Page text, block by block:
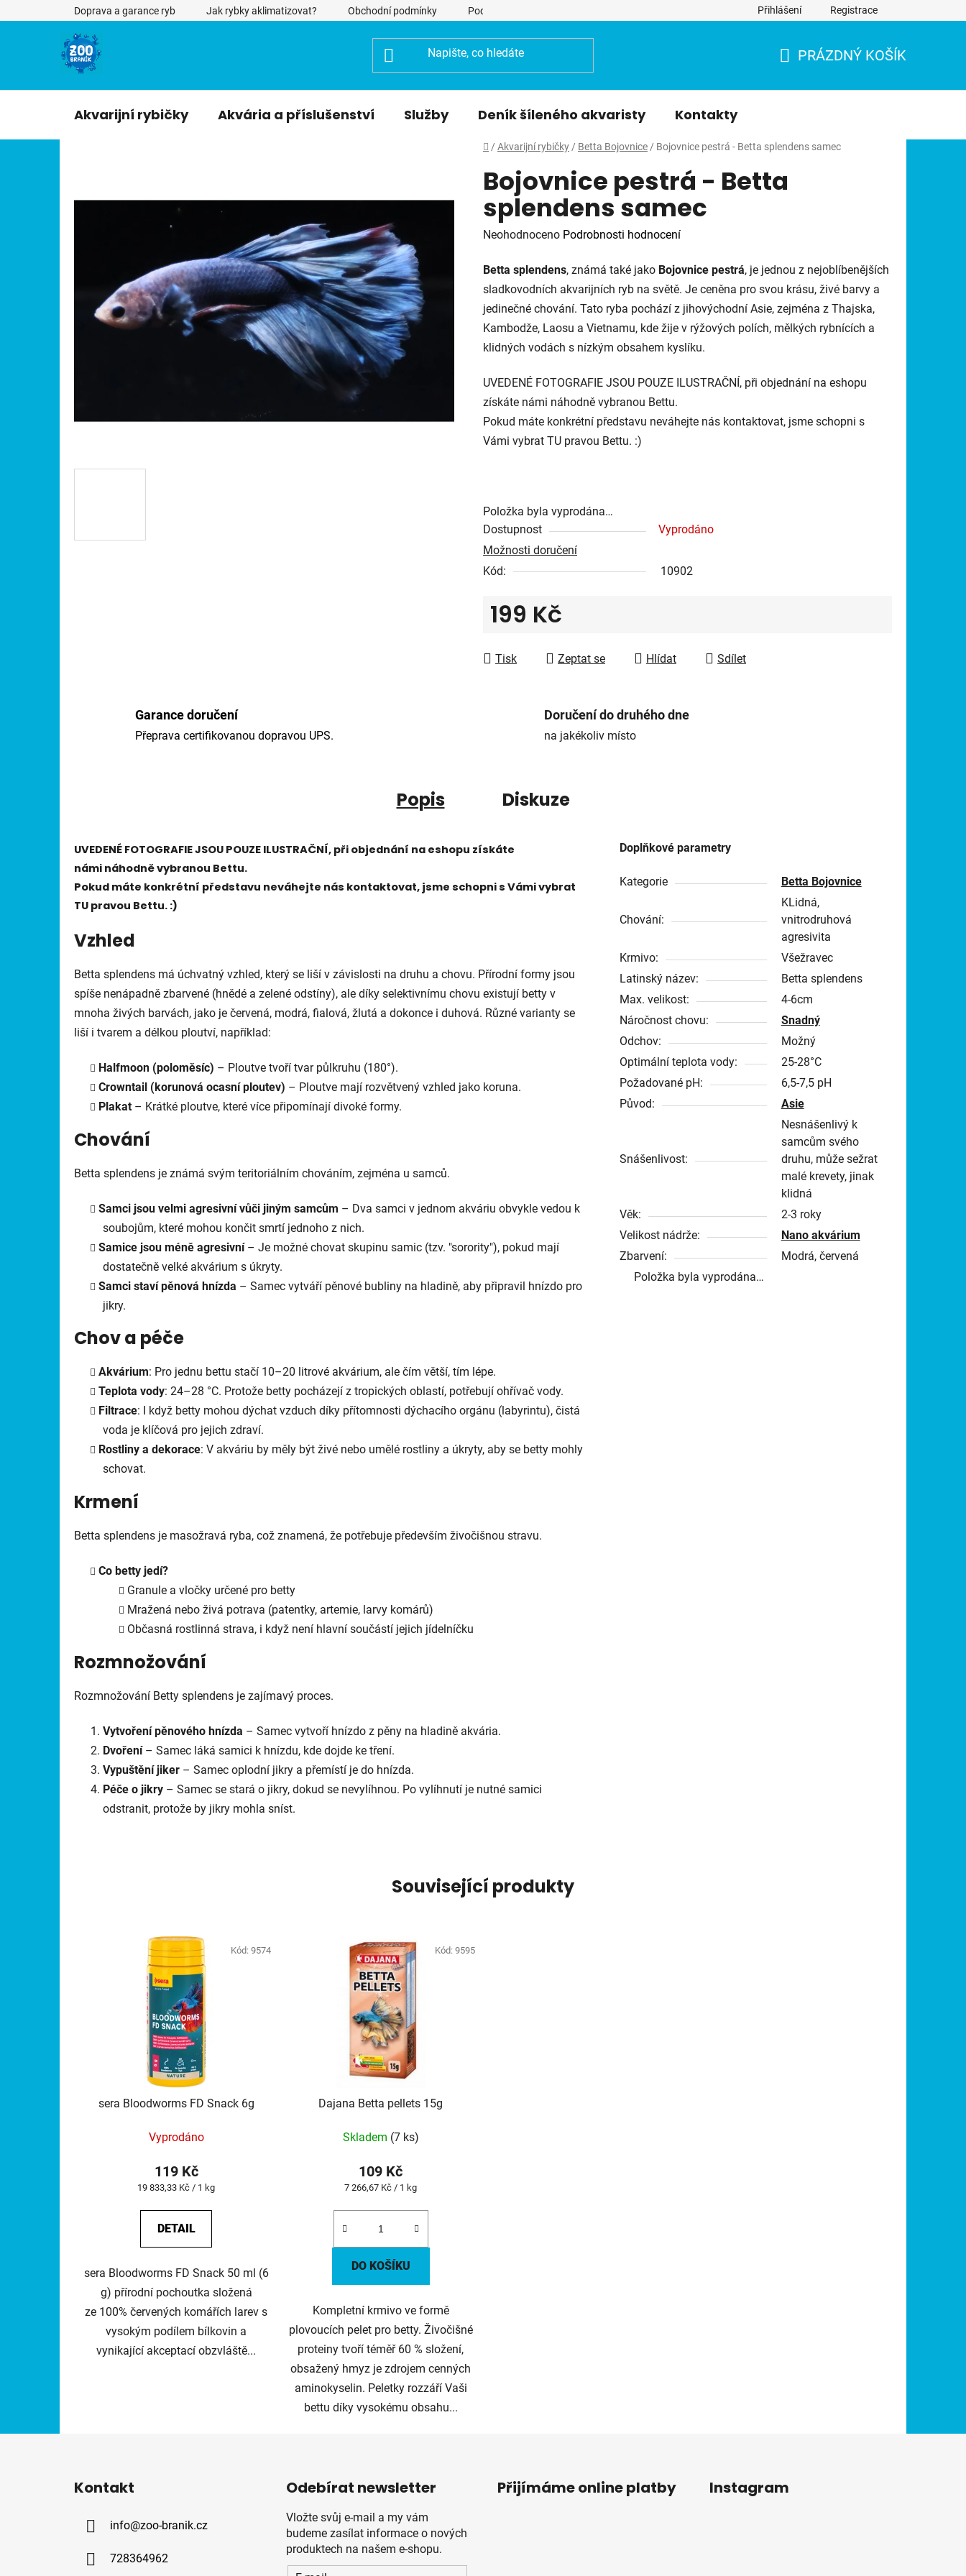
na
Doprava a garance ryb Jak rybky aklimatizovat? Obchodní podmínky Podmínky ochrany osobních údajů Přihlášení Registrace
PRÁZDNÝ KOŠÍK
Akvarijní rybičky Akvária a příslušenství Služby Deník šíleného akvaristy Kontakty
Domů
/ Akvarijní rybičky / Betta Bojovnice / Bojovnice pestrá - Betta splendens samec
Bojovnice pestrá - Betta
splendens samec
Průměrné
produktu
je
0,0
z
5
Neohodnoceno Podrobnosti hodnocení
Betta splendens, známá také jako Bojovnice pestrá, je jednou z nejoblíbenějších
sladkovodních akvarijních ryb na světě. Je ceněna pro svou krásu, živé barvy a
jedinečné chování. Tato ryba pochází z jihovýchodní Asie, zejména z Thajska,
Kambodže, Laosu a Vietnamu, kde žije v rýžových polích, mělkých rybnících a
klidných vodách s nízkým obsahem kyslíku.
UVEDENÉ FOTOGRAFIE JSOU POUZE ILUSTRAČNÍ, při objednání na eshopu
získáte námi náhodně vybranou Bettu.
Pokud máte konkrétní představu neváhejte nás kontaktovat, jsme schopni s
Vámi vybrat TU pravou Bettu. :)
Položka byla vyprodána…
Dostupnost
Vyprodáno
Možnosti doručení
Kód:
10902
199 Kč
Tisk
Zeptat se Hlídat Sdílet
Garance doručení
Přeprava certifikovanou dopravou UPS.
Doručení do druhého dne
na jakékoliv místo
Popis Diskuze
UVEDENÉ FOTOGRAFIE JSOU POUZE ILUSTRAČNÍ, při objednání na eshopu získáte
námi náhodně vybranou Bettu.
Pokud máte konkrétní představu neváhejte nás kontaktovat, jsme schopni s Vámi vybrat
TU pravou Bettu. :)
Vzhled
Betta splendens má úchvatný vzhled, který se liší v závislosti na druhu a chovu. Přírodní formy jsou
spíše nenápadně zbarvené (hnědé a zelené odstíny), ale díky selektivnímu chovu existují betty v
mnoha živých barvách, jako je červená, modrá, fialová, žlutá a dokonce i duhová. Různé varianty se
liší i tvarem a délkou ploutví, například:
Halfmoon (poloměsíc) – Ploutve tvoří tvar půlkruhu (180°).
Crowntail (korunová ocasní ploutev) – Ploutve mají rozvětvený vzhled jako koruna.
Plakat – Krátké ploutve, které více připomínají divoké formy.
Chování
Betta splendens je známá svým teritoriálním chováním, zejména u samců.
Samci jsou velmi agresivní vůči jiným samcům – Dva samci v jednom akváriu obvykle vedou k
soubojům, které mohou končit smrtí jednoho z nich.
Samice jsou méně agresivní– Je možné chovat skupinu samic (tzv. "sorority"), pokud mají
dostatečně velké akvárium s úkryty.
Samci staví pěnová hnízda – Samec vytváří pěnové bubliny na hladině, aby připravil hnízdo pro
jikry.
Chov a péče
Akvárium: Pro jednu bettu stačí 10–20 litrové akvárium, ale čím větší, tím lépe.
Teplota vody: 24–28 °C. Protože betty pocházejí z tropických oblastí, potřebují ohřívač vody.
Filtrace: I když betty mohou dýchat vzduch díky přítomnosti dýchacího orgánu (labyrintu), čistá
voda je klíčová pro jejich zdraví.
Rostliny a dekorace: V akváriu by měly být živé nebo umělé rostliny a úkryty, aby se betty mohly
schovat.
Krmení
Betta splendens je masožravá ryba, což znamená, že potřebuje především živočišnou stravu.
Co betty jedí?
Granule a vločky určené pro betty
Mražená nebo živá potrava (patentky, artemie, larvy komárů)
Občasná rostlinná strava, i když není hlavní součástí jejich jídelníčku
Rozmnožování
Rozmnožování Betty splendens je zajímavý proces.
Vytvoření pěnového hnízda – Samec vytvoří hnízdo z pěny na hladině akvária.
Dvoření– Samec láká samici k hnízdu, kde dojde ke tření.
Vypuštění jiker – Samec oplodní jikry a přemístí je do hnízda.
Péče o jikry – Samec se stará o jikry, dokud se nevylíhnou. Po vylíhnutí je nutné samici
odstranit, protože by jikry mohla sníst.
Doplňkové parametry
Kategorie Betta Bojovnice
Chování:
KLidná,
vnitrodruhová
agresivita
Krmivo:
Všežravec
Latinský název:
Betta splendens
Max. velikost:
4-6cm
Náročnost chovu:
Snadný
Odchov:
Možný
Optimální teplota vody:
25-28°C
Požadované pH:
6,5-7,5 pH
Původ:
Asie
Snášenlivost:
Nesnášenlivý k
samcům svého
druhu, může sežrat
malé krevety, jinak
klidná
Věk:
2-3 roky
Velikost nádrže:
Nano akvárium
Zbarvení:
Modrá, červená
Položka byla vyprodána…
Související produkty
sera Bloodworms FD Snack 6g
Vyprodáno
119 Kč
Měrná
19 833,33 Kč / 1 kg
DETAIL
sera Bloodworms FD Snack 50 ml (6
g) přírodní pochoutka složená
ze 100% červených komářích larev s
vysokým podílem bílkovin a
vynikající akceptací obzvláště...
Kód: 9574
Dajana Betta pellets 15g
Skladem (7 ks)
109 Kč
Měrná
7 266,67 Kč / 1 kg
DO KOŠÍKU
Kompletní krmivo ve formě
plovoucích pelet pro betty. Živočišné
proteiny tvoří téměř 60 % složení,
obsažený hmyz je zdrojem cenných
aminokyselin. Peletky rozzáří Vaši
bettu díky vysokému obsahu...
Kód: 9595
Kontakt
info@zoo-branik.cz
728364962
Odebírat newsletter
Vložte svůj e-mail a my vám
budeme zasílat informace o nových
produktech na našem e-shopu.
Přijímáme online platby Instagram